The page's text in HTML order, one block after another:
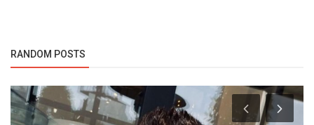
RANDOM POSTS